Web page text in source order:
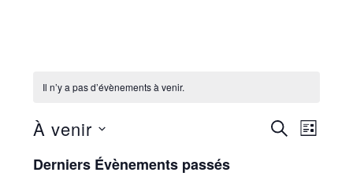
Il n’y a pas d’évènements à venir.
RECHERCHE
LISTE
À venir
Sélectionnez
une
Derniers Évènements passés